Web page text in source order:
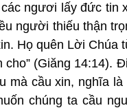
ngươi lấy đức tin
người thiếu thận
Họ quên Lời Chúa
cho” (Giăng 14:14).
mà cầu xin, nghĩa là
chúng ta cầu